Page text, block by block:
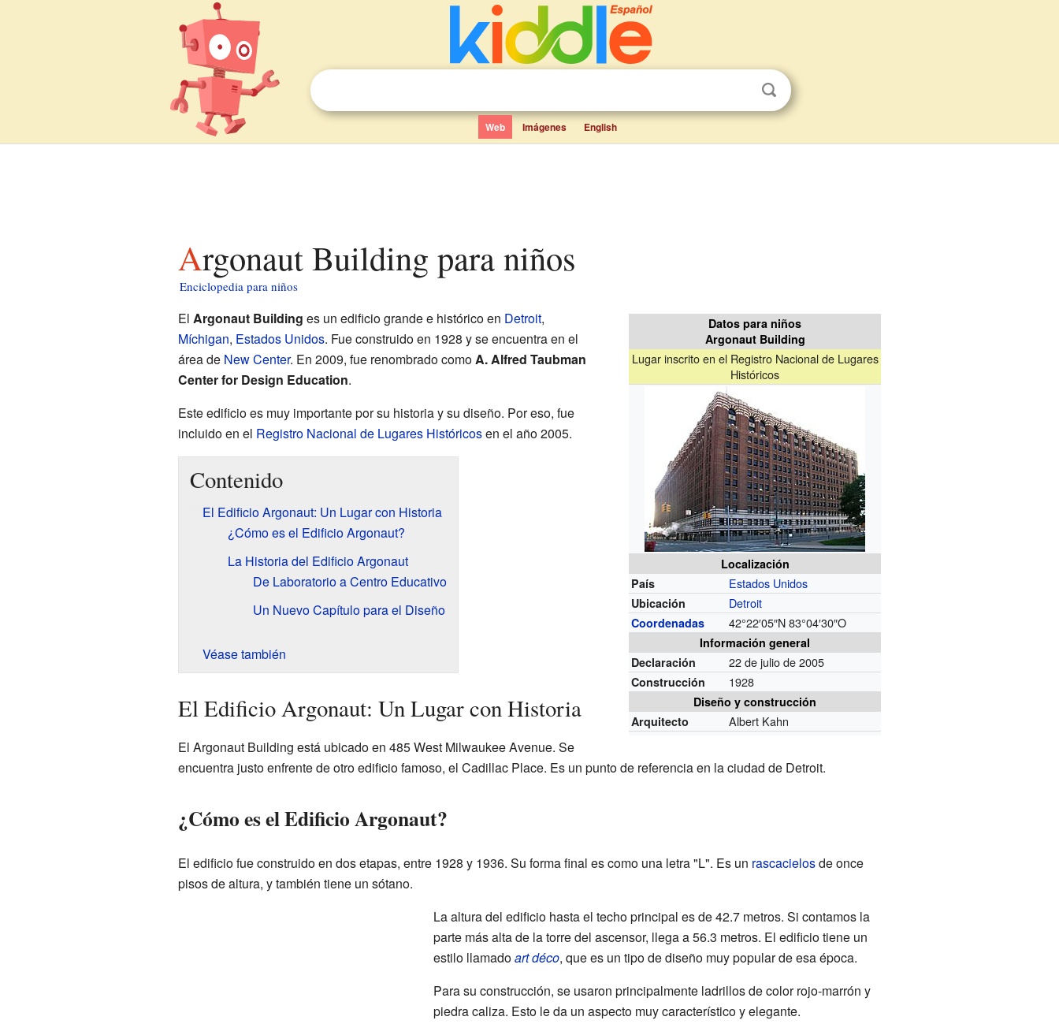
Web Imágenes English
Argonaut Building para niños
Enciclopedia para niños
Datos para niños
Argonaut Building
Lugar inscrito en el Registro Nacional de Lugares
Históricos
Localización
País
Estados Unidos
Ubicación Detroit
Coordenadas 42°22′05″N 83°04′30″O
Información general
Declaración
22 de julio de 2005
Construcción 1928
Diseño y construcción
Arquitecto
Albert Kahn
El Argonaut Building es un edificio grande e histórico en Detroit,
Míchigan, Estados Unidos. Fue construido en 1928 y se encuentra en el
área de New Center. En 2009, fue renombrado comoA. Alfred Taubman
Center for Design Education.
Este edificio es muy importante por su historia y su diseño. Por eso, fue
incluido en el Registro Nacional de Lugares Históricosen el año 2005.
Contenido
El Edificio Argonaut: Un Lugar con Historia
¿Cómo es el Edificio Argonaut?
La Historia del Edificio Argonaut
De Laboratorio a Centro Educativo
Un Nuevo Capítulo para el Diseño
Véase también
El Edificio Argonaut: Un Lugar con Historia
El Argonaut Building está ubicado en 485 West Milwaukee Avenue. Se
encuentra justo enfrente de otro edificio famoso, el Cadillac Place. Es un punto de referencia en la ciudad de Detroit.
¿Cómo es el Edificio Argonaut?
El edificio fue construido en dos etapas, entre 1928 y 1936. Su forma final es como una letra "L". Es un rascacielosde once
pisos de altura, y también tiene un sótano.
La altura del edificio hasta el techo principal es de 42.7 metros. Si contamos la
parte más alta de la torre del ascensor, llega a 56.3 metros. El edificio tiene un
estilo llamadoart déco, que es un tipo de diseño muy popular de esa época.
Para su construcción, se usaron principalmente ladrillos de color rojo-marrón y
piedra caliza. Esto le da un aspecto muy característico y elegante.